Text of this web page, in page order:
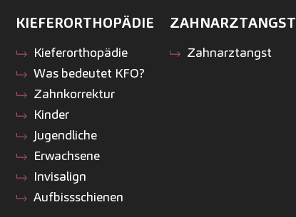
KIEFER­ORTHOPÄDIE
Kiefer­orthopädie
Was bedeutet KFO?
Zahnkorrektur
Kinder
Jugendliche
Erwachsene
Invisalign
Aufbissschienen
ZAHNARZTANGST
Zahnarztangst